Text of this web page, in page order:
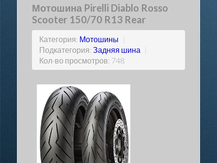
Мотошина Pirelli Diablo Rosso
Scooter 150/70 R13 Rear
Категория: Мотошины |
Подкатегория: Задняя шина |
Кол-во просмотров: 748